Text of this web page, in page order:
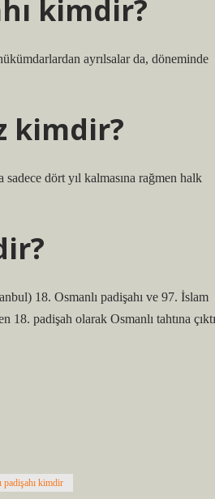
kimdir?
ayrılsalar da, döneminde
kimdir?
dört yıl kalmasına rağmen halk
padişah olarak Osmanlı tahtına
padişahı kimdir